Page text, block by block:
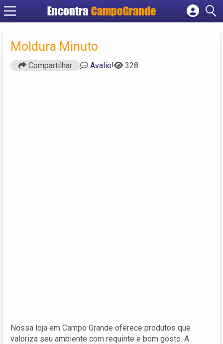
Encontra CampoGrande
Cadastrar empresa
Moldura Minuto
Compartilhar Avalie! 328
Nossa loja em Campo Grande oferece produtos que
valoriza seu ambiente com requinte e bom gosto. A